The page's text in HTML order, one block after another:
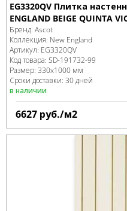
EG3320QV Плитка
ENGLAND BEIGE QUINTA
Бренд: Ascot
Коллекция: New England
Артикул: EG3320QV
Код товара: SD-191732-99
Размер: 330x1000 мм
Сроки доставки: 30 дней
в наличии
6627 руб./м2